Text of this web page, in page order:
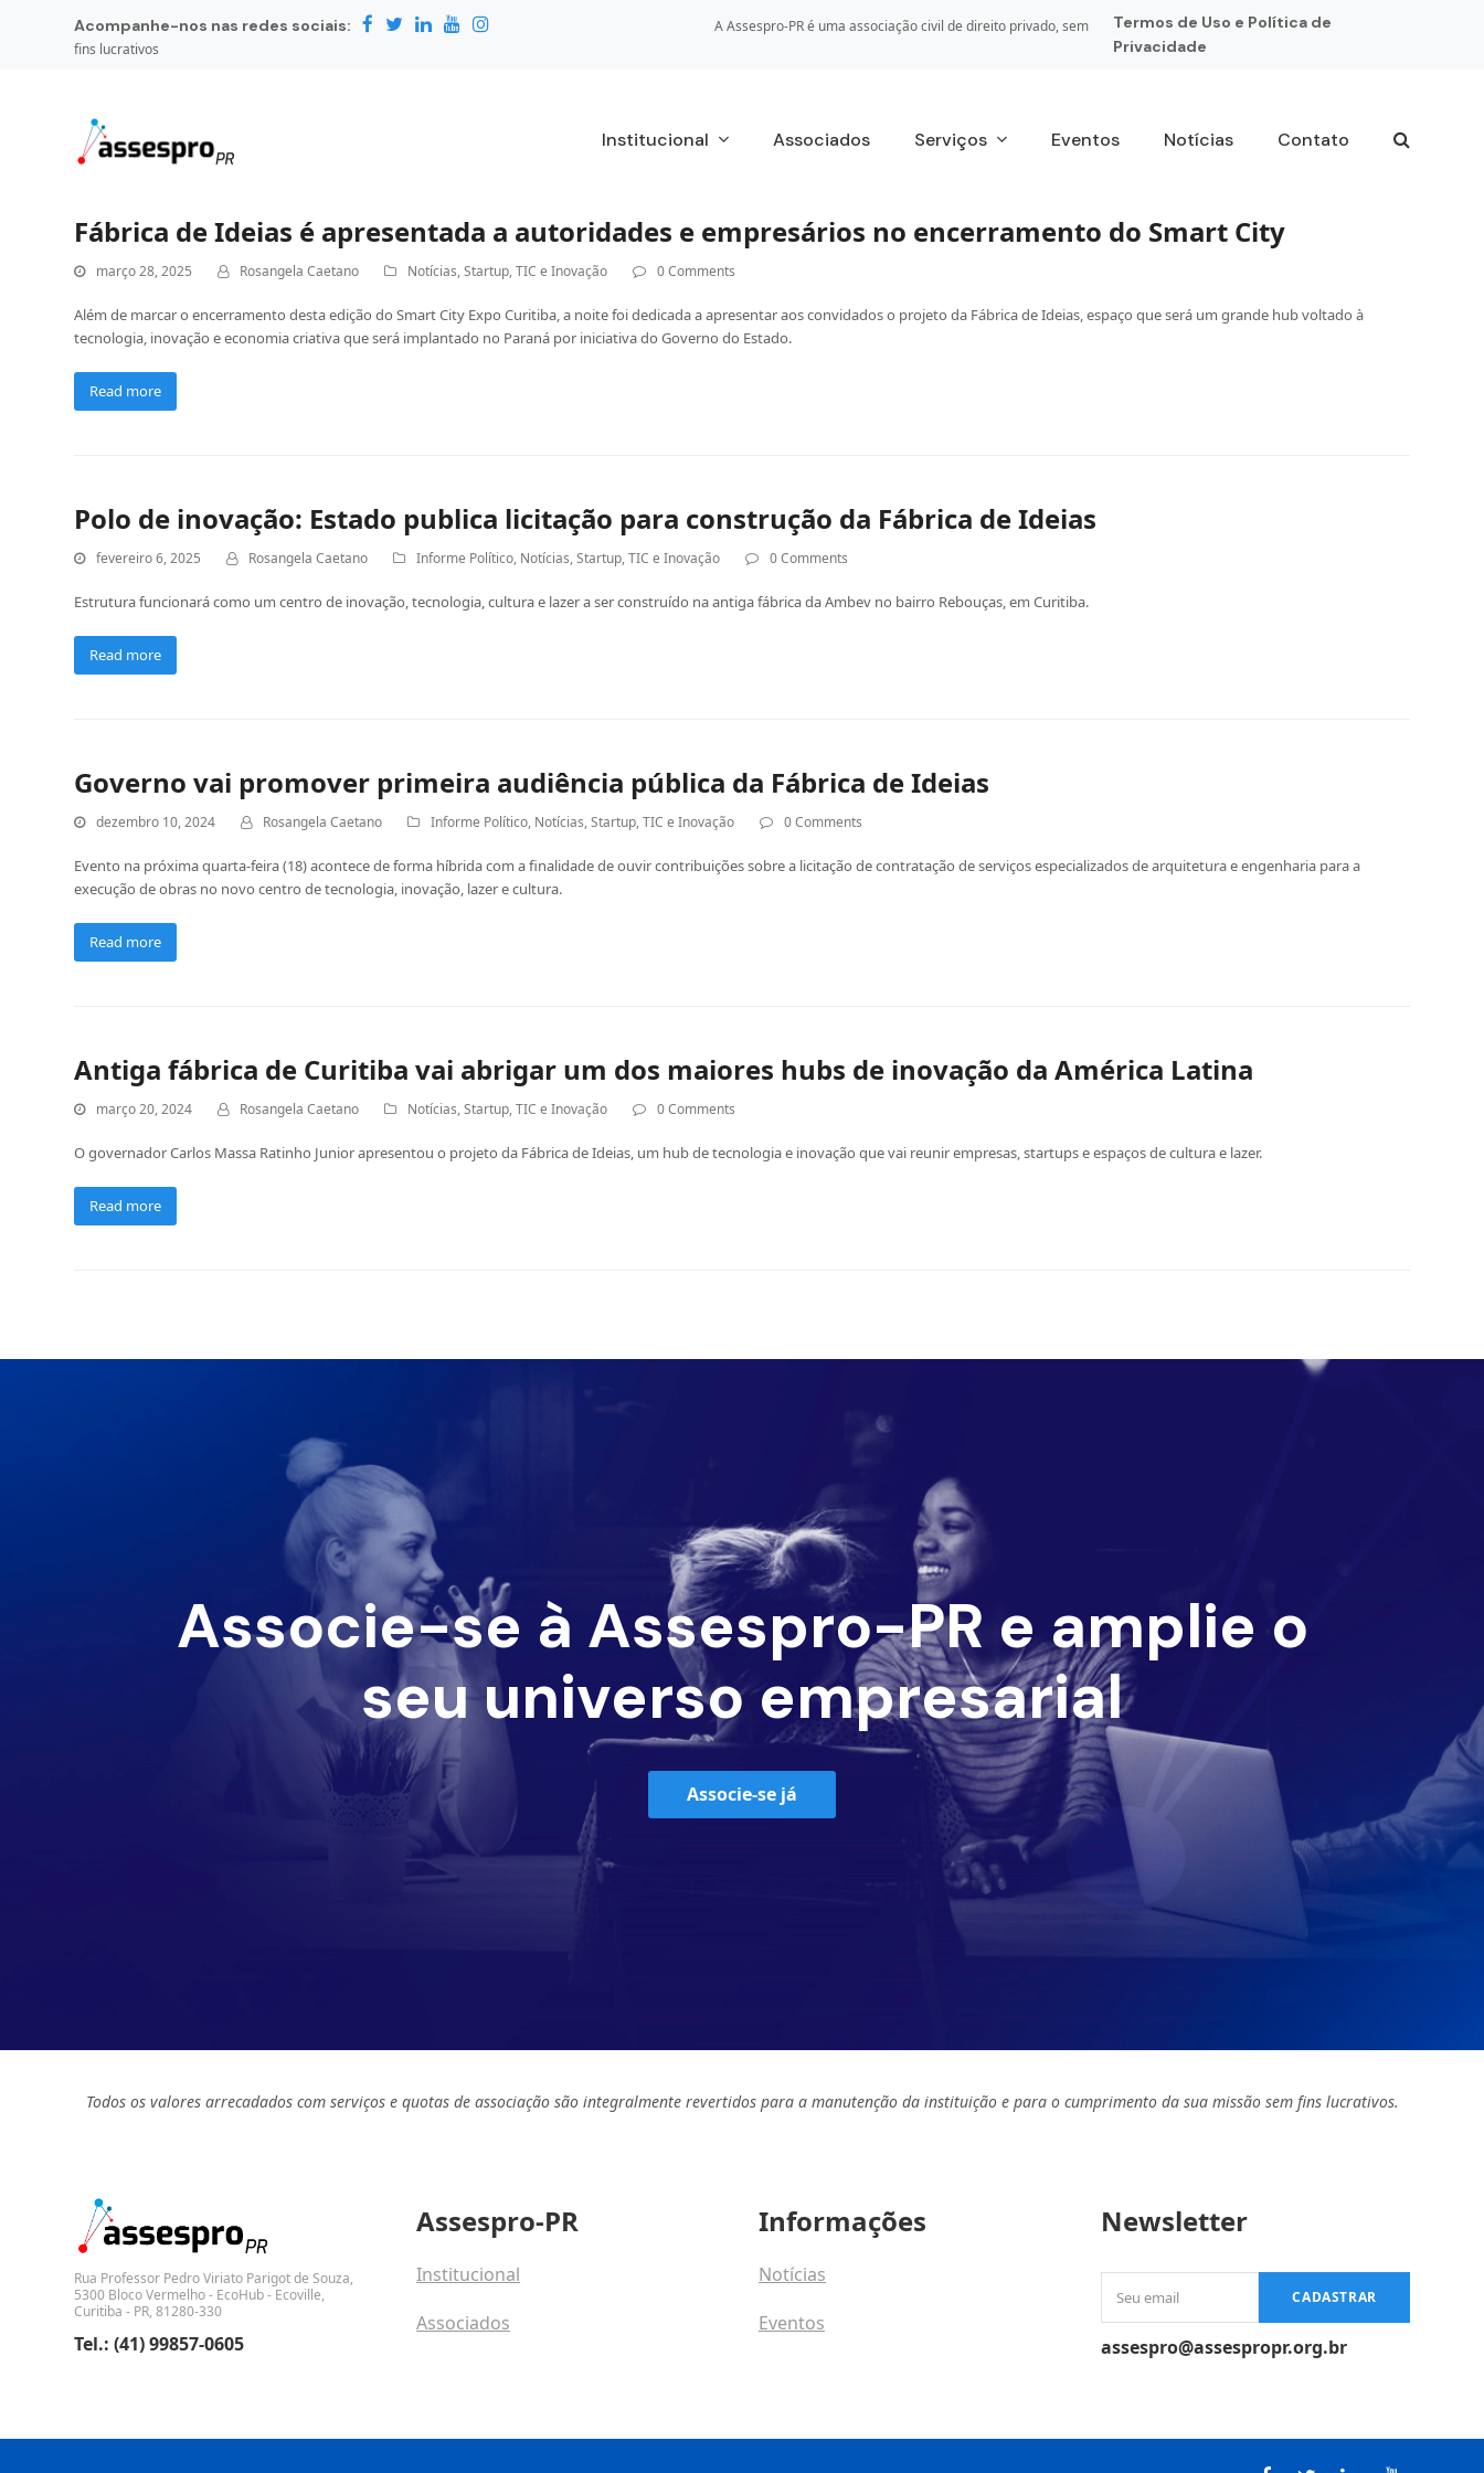
Acompanhe-nos nas redes sociais:
A Assespro-PR é uma associação civil de direito privado, sem
fins lucrativos
Termos de Uso e Política de
Privacidade
Institucional Associados Serviços Eventos Notícias Contato
Fábrica de Ideias é apresentada a autoridades e empresários no encerramento do Smart City
março 28, 2025 Rosangela Caetano Notícias,Startup,TIC e Inovação 0 Comments
Além de marcar o encerramento desta edição do Smart City Expo Curitiba, a noite foi dedicada a apresentar aos convidados o projeto da Fábrica de Ideias, espaço que será um grande hub voltado à
tecnologia, inovação e economia criativa que será implantado no Paraná por iniciativa do Governo do Estado.
Read more
Polo de inovação: Estado publica licitação para construção da Fábrica de Ideias
fevereiro 6, 2025 Rosangela Caetano Informe Político, Notícias,Startup,TIC e Inovação 0 Comments
Estrutura funcionará como um centro de inovação, tecnologia, cultura e lazer a ser construído na antiga fábrica da Ambev no bairro Rebouças, em Curitiba.
Read more
Governo vai promover primeira audiência pública da Fábrica de Ideias
dezembro 10, 2024 Rosangela Caetano Informe Político, Notícias,Startup,TIC e Inovação 0 Comments
Evento na próxima quarta-feira (18) acontece de forma híbrida com a finalidade de ouvir contribuições sobre a licitação de contratação de serviços especializados de arquitetura e engenharia para a
execução de obras no novo centro de tecnologia, inovação, lazer e cultura.
Read more
Antiga fábrica de Curitiba vai abrigar um dos maiores hubs de inovação da América Latina
março 20, 2024 Rosangela Caetano Notícias,Startup,TIC e Inovação 0 Comments
O governador Carlos Massa Ratinho Junior apresentou o projeto da Fábrica de Ideias, um hub de tecnologia e inovação que vai reunir empresas, startups e espaços de cultura e lazer.
Read more
Associe-se à Assespro-PR e amplie o
seu universo empresarial
Associe-se já
Todos os valores arrecadados com serviços e quotas de associação são integralmente revertidos para a manutenção da instituição e para o cumprimento da sua missão sem fins lucrativos.
Rua Professor Pedro Viriato Parigot de Souza,
5300 Bloco Vermelho - EcoHub - Ecoville,
Curitiba - PR, 81280-330
Tel.: (41) 99857-0605
Assespro-PR
Institucional
Associados
Informações
Notícias
Eventos
Newsletter
email
CADASTRAR
assespro@assespropr.org.br